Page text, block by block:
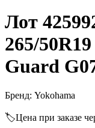
Лот
265/
Guard
Бренд: Yokohama
🏷️Цена при заказе